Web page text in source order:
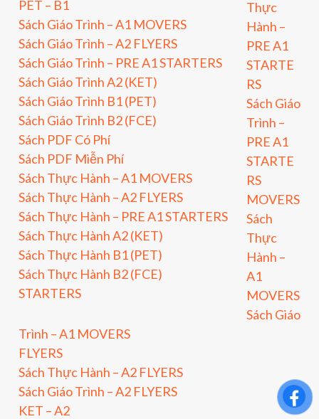
PET – B1
Sách Giáo Trình – A1 MOVERS
Sách Giáo Trình – A2 FLYERS
Sách Giáo Trình – PRE A1 STARTERS
Sách Giáo Trình A2 (KET)
Sách Giáo Trình B1 (PET)
Sách Giáo Trình B2 (FCE)
Sách PDF Có Phí
Sách PDF Miễn Phí
Sách Thực Hành – A1 MOVERS
Sách Thực Hành – A2 FLYERS
Sách Thực Hành – PRE A1 STARTERS
Sách Thực Hành A2 (KET)
Sách Thực Hành B1 (PET)
Sách Thực Hành B2 (FCE)
STARTERS
Thực
Hành –
PRE A1
STARTE
RS
Sách Giáo
Trình –
PRE A1
STARTE
RS
MOVERS
Sách
Thực
Hành –
A1
MOVERS
Sách Giáo
Trình – A1 MOVERS
FLYERS
Sách Thực Hành – A2 FLYERS
Sách Giáo Trình – A2 FLYERS
KET – A2